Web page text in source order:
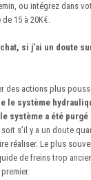
ou intégrez dans
15 à 20K€.
si j’ai un doute
des actions plus
le système
le système a été
soit s’il y a un doute
réaliser. Le plus
de freins trop